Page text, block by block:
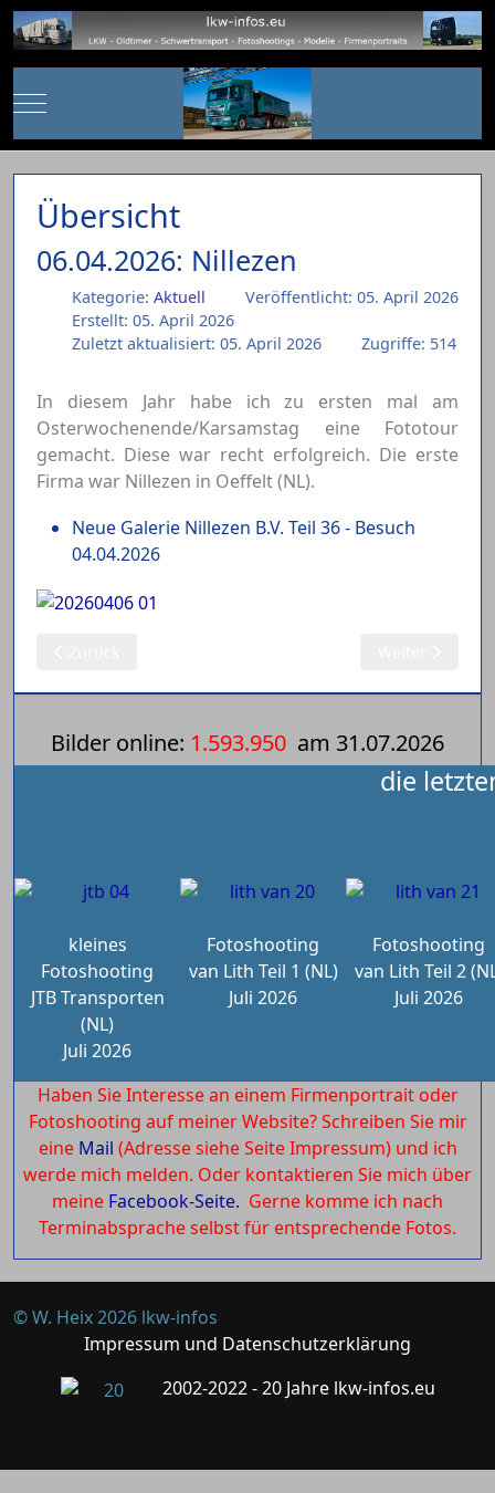
Mobile Menu Toggle
Übersicht
06.04.2026: Nillezen
Kategorie: Aktuell
Veröffentlicht: 05. April 2026
Erstellt: 05. April 2026
Zuletzt aktualisiert: 05. April 2026
Zugriffe: 514
In diesem Jahr habe ich zu ersten mal am
Osterwochenende/Karsamstag eine Fototour
gemacht. Diese war recht erfolgreich. Die erste
Firma war Nillezen in Oeffelt (NL).
Neue Galerie Nillezen B.V. Teil 36 - Besuch
04.04.2026
Bilder online: 1.593.950 am 31.07.2026
die
kleines
Fotoshooting
JTB Transporten
(NL)
Juli 2026
Fotoshooting
van Lith Teil 1 (NL)
Juli 2026
Fotoshooting
van Lith Teil 2
Juli 2026
Haben Sie Interesse an einem Firmenportrait oder
Fotoshooting auf meiner Website? Schreiben Sie mir
eine Mail (Adresse siehe Seite Impressum) und ich
werde mich melden. Oder kontaktieren Sie mich über
meine Facebook-Seite. Gerne komme ich nach
Terminabsprache selbst für entsprechende Fotos.
© W. Heix 2026 lkw-infos
Impressum und Datenschutzerklärung
2002-2022 - 20 Jahre lkw-infos.eu